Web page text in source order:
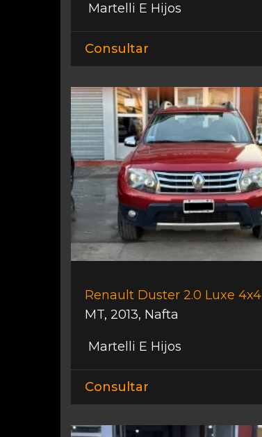
Martelli E Hijos
Consultar
Renault Duster 2.0 Luxe 4x4
MT, 2013, Nafta
Martelli E Hijos
Consultar